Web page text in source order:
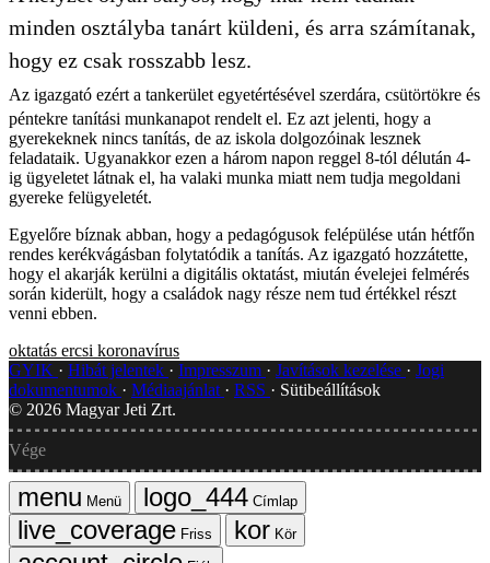
minden osztályba tanárt küldeni, és arra számítanak,
hogy ez csak rosszabb lesz.
Az igazgató ezért a tankerület egyetértésével szerdára, csütörtökre és
péntekre tanítási munkanapot rendelt el. Ez azt jelenti, hogy a
gyerekeknek nincs tanítás, de az iskola dolgozóinak lesznek
feladataik. Ugyanakkor ezen a három napon reggel 8-tól délután 4-
ig ügyeletet látnak el, ha valaki munka miatt nem tudja megoldani
gyereke felügyeletét.
Egyelőre bíznak abban, hogy a pedagógusok felépülése után hétfőn
rendes kerékvágásban folytatódik a tanítás. Az igazgató hozzátette,
hogy el akarják kerülni a digitális oktatást, miután évelejei felmérés
során kiderült, hogy a családok nagy része nem tud értékkel részt
venni ebben.
oktatás ercsi koronavírus
GYIK
Hibát jelentek Impresszum Javítások kezelése
Jogi
dokumentumok
Médiaajánlat RSS
Sütibeállítások
© 2026 Magyar Jeti Zrt.
Vége
Menü
Címlap
Friss
Kör